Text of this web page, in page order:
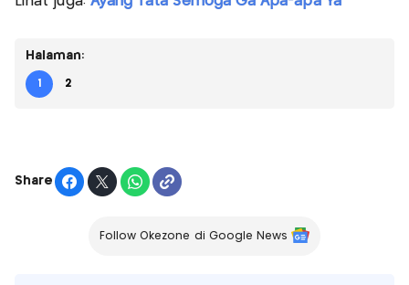
Halaman:
1 2
Share
Follow Okezone di Google News